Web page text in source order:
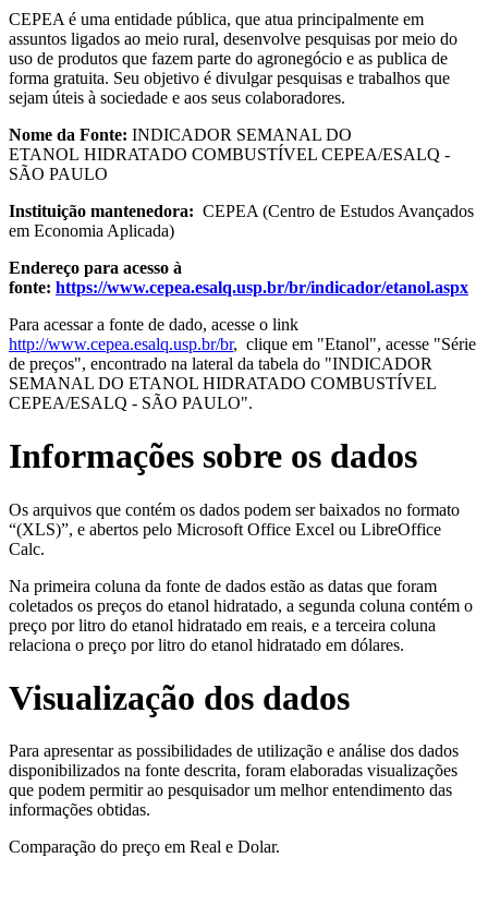
CEPEA é uma entidade pública, que atua principalmente em
assuntos ligados ao meio rural, desenvolve pesquisas por meio do
uso de produtos que fazem parte do agronegócio e as publica de
forma gratuita. Seu objetivo é divulgar pesquisas e trabalhos que
sejam úteis à sociedade e aos seus colaboradores.
Nome da Fonte: INDICADOR SEMANAL DO
ETANOL HIDRATADO COMBUSTÍVEL CEPEA/ESALQ -
SÃO PAULO
Instituição mantenedora: CEPEA (Centro de Estudos Avançados
em Economia Aplicada)
Endereço para acesso à
fonte: https://www.cepea.esalq.usp.br/br/indicador/etanol.aspx
Para acessar a fonte de dado, acesse o link
http://www.cepea.esalq.usp.br/br, clique em "Etanol", acesse "Série
de preços", encontrado na lateral da tabela do "INDICADOR
SEMANAL DO ETANOL HIDRATADO COMBUSTÍVEL
CEPEA/ESALQ - SÃO PAULO".
Informações sobre os dados
Os arquivos que contém os dados podem ser baixados no formato
“(XLS)”, e abertos pelo Microsoft Office Excel ou LibreOffice
Calc.
Na primeira coluna da fonte de dados estão as datas que foram
coletados os preços do etanol hidratado, a segunda coluna contém o
preço por litro do etanol hidratado em reais, e a terceira coluna
relaciona o preço por litro do etanol hidratado em dólares.
Visualização dos dados
Para apresentar as possibilidades de utilização e análise dos dados
disponibilizados na fonte descrita, foram elaboradas visualizações
que podem permitir ao pesquisador um melhor entendimento das
informações obtidas.
Comparação do preço em Real e Dolar.